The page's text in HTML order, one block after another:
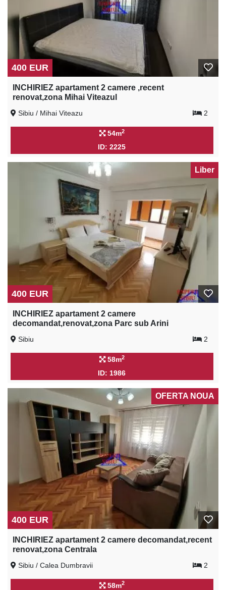
400 EUR
INCHIRIEZ apartament 2 camere ,recent
renovat,zona Mihai Viteazul
Sibiu / Mihai Viteazu 2
54m2
ID: 2225
Liber
400 EUR
INCHIRIEZ apartament 2 camere
decomandat,renovat,zona Parc sub Arini
Sibiu 2
58m2
ID: 1986
OFERTA NOUA
400 EUR
INCHIRIEZ apartament 2 camere decomandat,recent
renovat,zona Centrala
Sibiu / Calea Dumbravii 2
58m2